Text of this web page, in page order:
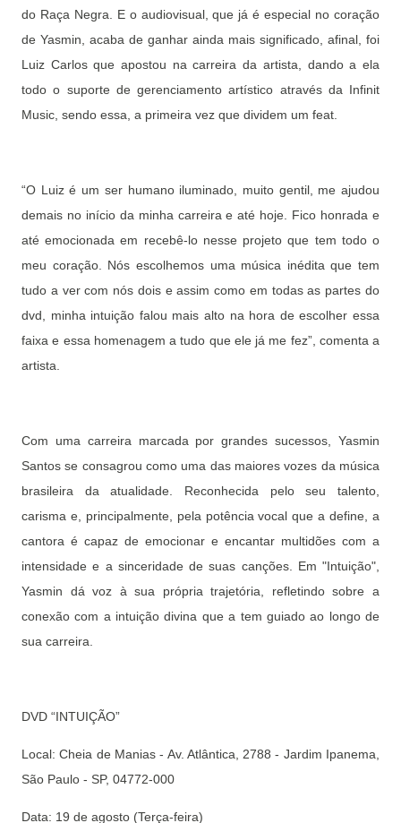
do Raça Negra. E o audiovisual, que já é especial no coração
de Yasmin, acaba de ganhar ainda mais significado, afinal, foi
Luiz Carlos que apostou na carreira da artista, dando a ela
todo o suporte de gerenciamento artístico através da Infinit
Music, sendo essa, a primeira vez que dividem um feat.
“O Luiz é um ser humano iluminado, muito gentil, me ajudou
demais no início da minha carreira e até hoje. Fico honrada e
até emocionada em recebê-lo nesse projeto que tem todo o
meu coração. Nós escolhemos uma música inédita que tem
tudo a ver com nós dois e assim como em todas as partes do
dvd, minha intuição falou mais alto na hora de escolher essa
faixa e essa homenagem a tudo que ele já me fez”, comenta a
artista.
Com uma carreira marcada por grandes sucessos, Yasmin
Santos se consagrou como uma das maiores vozes da música
brasileira da atualidade. Reconhecida pelo seu talento,
carisma e, principalmente, pela potência vocal que a define, a
cantora é capaz de emocionar e encantar multidões com a
intensidade e a sinceridade de suas canções. Em "Intuição",
Yasmin dá voz à sua própria trajetória, refletindo sobre a
conexão com a intuição divina que a tem guiado ao longo de
sua carreira.
DVD “INTUIÇÃO”
Local: Cheia de Manias - Av. Atlântica, 2788 - Jardim Ipanema,
São Paulo - SP, 04772-000
Data: 19 de agosto (Terça-feira)